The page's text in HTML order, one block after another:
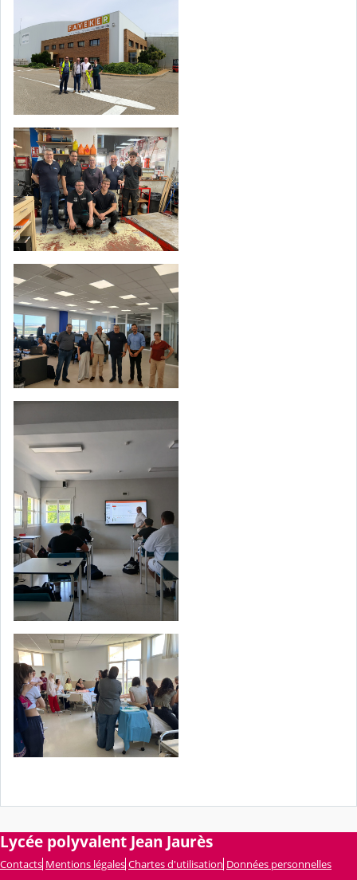
Lycée polyvalent Jean Jaurès
Contacts Mentions légales Chartes d'utilisation Données personnelles